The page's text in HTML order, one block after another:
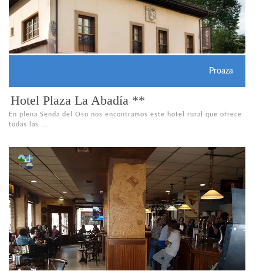
Proaza
Hotel Plaza La Abadía **
En plena Senda del Oso nos encontramos este hotel rural que ofrece
todas las ...